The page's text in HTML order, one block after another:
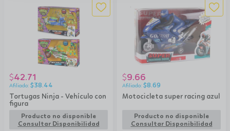
Tortugas Ninja - Vehículo con
figura
$42.71
$38.44
Producto no disponible
Consultar Disponibilidad
Motocicleta super racing azul
$9.66
$8.69
Producto no disponible
Consultar Disponibilidad